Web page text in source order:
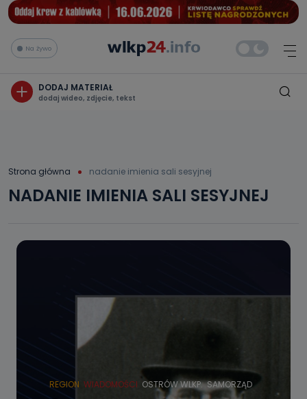
Na żywo
DODAJ MATERIAŁ
dodaj wideo, zdjęcie, tekst
Strona główna nadanie imienia sali sesyjnej
NADANIE IMIENIA SALI SESYJNEJ
REGION WIADOMOŚCI OSTRÓW WLKP. SAMORZĄD